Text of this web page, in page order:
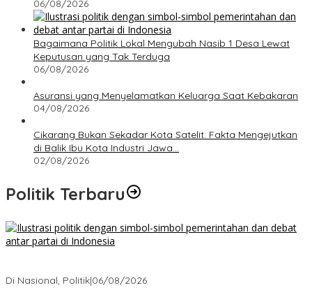
06/08/2026
Bagaimana Politik Lokal Mengubah Nasib 1 Desa Lewat
Keputusan yang Tak Terduga
06/08/2026
Asuransi yang Menyelamatkan Keluarga Saat Kebakaran
04/08/2026
Cikarang Bukan Sekadar Kota Satelit: Fakta Mengejutkan
di Balik Ibu Kota Industri Jawa…
02/08/2026
Politik Terbaru
Di Nasional, Politik|06/08/2026